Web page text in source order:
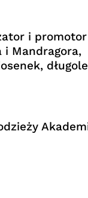
i
i Mandragora,